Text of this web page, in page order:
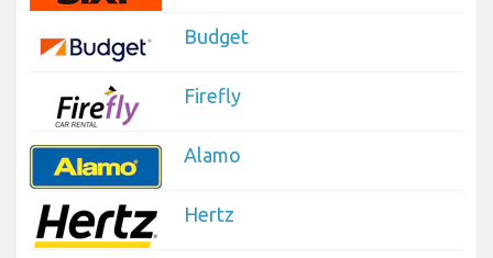
Budget
Firefly
Alamo
Hertz